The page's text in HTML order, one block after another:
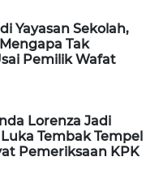
Yayasan Sekolah,
Tak
Pemilik Wafat
Lorenza Jadi
Tembak Tempel
Pemeriksaan KPK